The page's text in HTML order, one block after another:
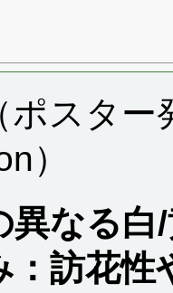
ポスタ
）
異なる
：訪花